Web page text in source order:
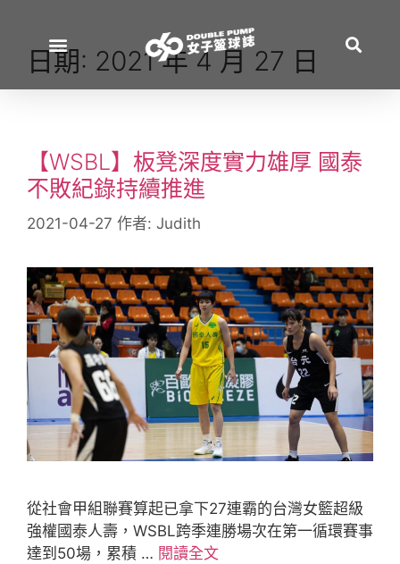
日期: 2021 年 4 月 27 日
【WSBL】板凳深度實力雄厚 國泰
不敗紀錄持續推進
2021-04-27 作者: Judith
從社會甲組聯賽算起已拿下27連霸的台灣女籃超級
強權國泰人壽，WSBL跨季連勝場次在第一循環賽事
達到50場，累積 … 閱讀全文